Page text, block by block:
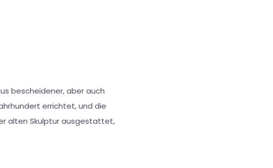
bescheidener, aber auch
errichtet, und die
alten Skulptur ausgestattet,